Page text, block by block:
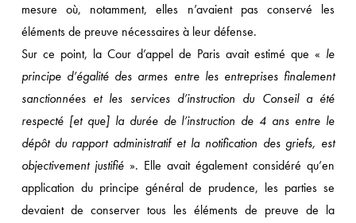
mesure où, notamment, elles n’avaient pas conservé les
éléments de preuve nécessaires à leur défense.
Sur ce point, la Cour d’appel de Paris avait estimé que « le
principe d’égalité des armes entre les entreprises finalement
sanctionnées et les services d’instruction du Conseil a été
respecté [et que] la durée de l’instruction de 4 ans entre le
dépôt du rapport administratif et la notification des griefs, est
objectivement justifié». Elle avait également considéré qu’en
application du principe général de prudence, les parties se
devaient de conserver tous les éléments de preuve de la